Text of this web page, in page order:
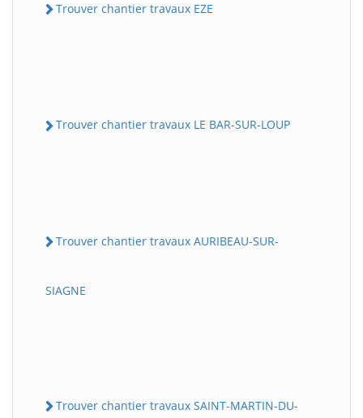
Trouver chantier travaux EZE
Trouver chantier travaux LE BAR-SUR-LOUP
Trouver chantier travaux AURIBEAU-SUR-
SIAGNE
Trouver chantier travaux SAINT-MARTIN-DU-